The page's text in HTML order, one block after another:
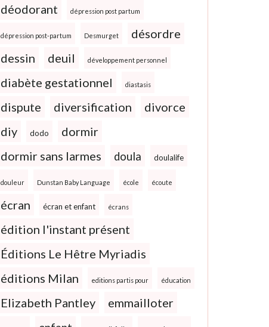
déodorant dépression post partum
dépression post-partum Desmurget
désordre
dessin
deuil développement personnel
diabète gestationnel diastasis
dispute diversification
divorce
diy
dodo
dormir
dormir sans larmes
doula doulalife
douleur Dunstan Baby Language école écoute
écran écran et enfant écrans
édition l'instant présent
Éditions Le Hêtre Myriadis
éditions Milan
editions partis pour éducation
Elizabeth Pantley emmailloter